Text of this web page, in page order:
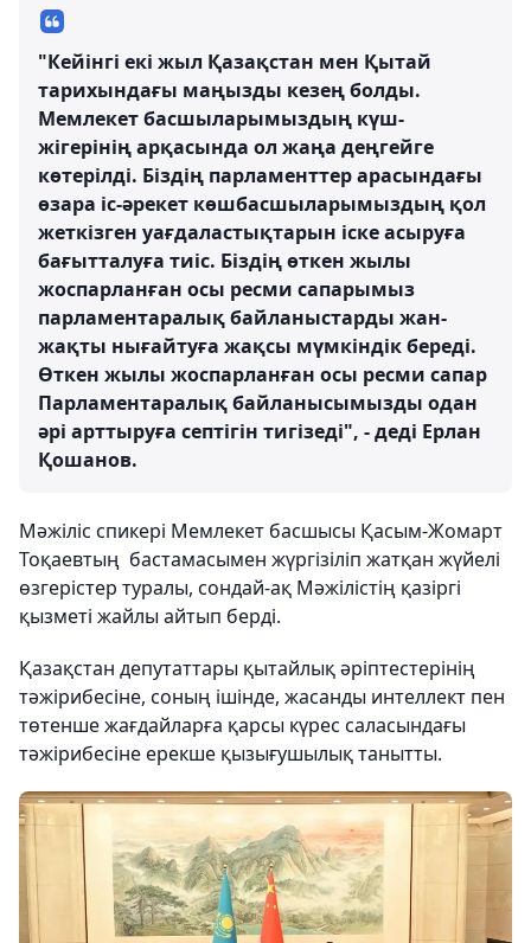
"Кейінгі екі жыл Қазақстан мен Қытай
тарихындағы маңызды кезең болды.
Мемлекет басшыларымыздың күш-
жігерінің арқасында ол жаңа деңгейге
көтерілді. Біздің парламенттер арасындағы
өзара іс-әрекет көшбасшыларымыздың қол
жеткізген уағдаластықтарын іске асыруға
бағытталуға тиіс. Біздің өткен жылы
жоспарланған осы ресми сапарымыз
парламентаралық байланыстарды жан-
жақты нығайтуға жақсы мүмкіндік береді.
Өткен жылы жоспарланған осы ресми сапар
Парламентаралық байланысымызды одан
әрі арттыруға септігін тигізеді", - деді Ерлан
Қошанов.
Мәжіліс спикері Мемлекет басшысы Қасым-Жомарт
Тоқаевтың бастамасымен жүргізіліп жатқан жүйелі
өзгерістер туралы, сондай-ақ Мәжілістің қазіргі
қызметі жайлы айтып берді.
Қазақстан депутаттары қытайлық әріптестерінің
тәжірибесіне, соның ішінде, жасанды интеллект пен
төтенше жағдайларға қарсы күрес саласындағы
тәжірибесіне ерекше қызығушылық танытты.